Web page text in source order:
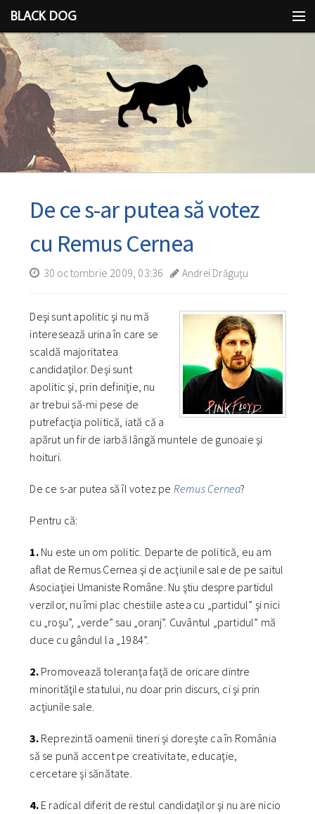
BLACK DOG
IDEEA
CU LIMBA SCOASĂ
De ce s-ar putea să votez
cu Remus Cernea
30 octombrie 2009, 03:36 Andrei Drăguţu
Deşi sunt apolitic şi nu mă
interesează urina în care se
scaldă majoritatea
candidaţilor. Deşi sunt
apolitic şi, prin definiţie, nu
ar trebui să-mi pese de
putrefacţia politică, iată că a
apărut un fir de iarbă lângă muntele de gunoaie şi
hoituri.
De ce s-ar putea să îl votez pe Remus Cernea?
Pentru că:
1.Nu este un om politic. Departe de politică, eu am
aflat de Remus Cernea şi de acţiunile sale de pe saitul
Asociaţiei Umaniste Române. Nu ştiu despre partidul
verzilor, nu îmi plac chestiile astea cu „partidul” şi nici
cu „roşu”, „verde” sau „oranj”. Cuvântul „partidul” mă
duce cu gândul la „1984”.
2.Promovează toleranţa faţă de oricare dintre
minorităţile statului, nu doar prin discurs, ci şi prin
acţiunile sale.
3.Reprezintă oamenii tineri şi doreşte ca în România
să se pună accent pe creativitate, educaţie,
cercetare şi sănătate.
4.E radical diferit de restul candidaţilor şi nu are nicio